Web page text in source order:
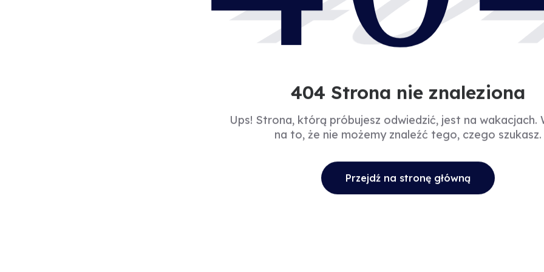
404 Strona nie znaleziona
Ups! Strona, którą próbujesz odwiedzić, jest na wakacjach.
na to, że nie możemy znaleźć tego, czego szukasz.
Przejdź na stronę główną